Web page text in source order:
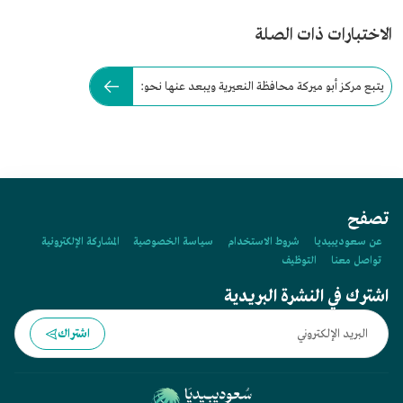
الاختبارات ذات الصلة
يتبع مركز أبو ميركة محافظة النعيرية ويبعد عنها نحو:
تصفح
عن سعوديبيديا شروط الاستخدام سياسة الخصوصية
المشاركة الإلكترونية
تواصل معنا
التوظيف
اشترك في النشرة البريدية
اشتراك